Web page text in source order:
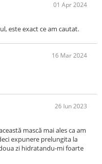
01 Apr 2024
este exact ce am cautat.
16 Mar 2024
26 Iun 2023
mască mai ales ca am
expunere prelungita la
zi hidratandu-mi foarte